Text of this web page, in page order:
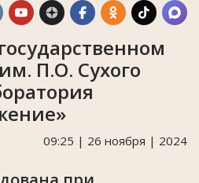
П.О. Сухого
09:25 | 26 ноября | 2024